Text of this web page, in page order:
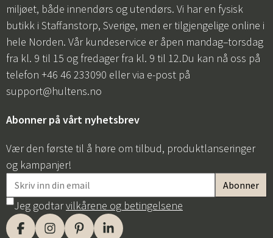
miljøet, både innendørs og utendørs. Vi har en fysisk
butikk i Staffanstorp, Sverige, men er tilgjengelige online i
hele Norden. Vår kundeservice er åpen mandag–torsdag
fra kl. 9 til 15 og fredager fra kl. 9 til 12.Du kan nå oss på
telefon +46 46 233090 eller via e-post på
support@hultens.no
Abonner på vårt nyhetsbrev
Vær den første til å høre om tilbud, produktlanseringer
og kampanjer!
Jeg godtarvilkårene og betingelsene